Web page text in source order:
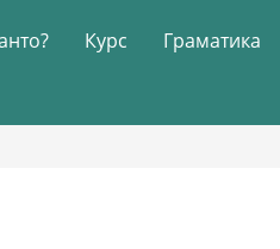
Курс Граматика